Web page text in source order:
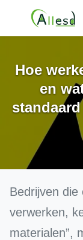
Hoe
en
Bedrijven
verwerken,
materialen”,